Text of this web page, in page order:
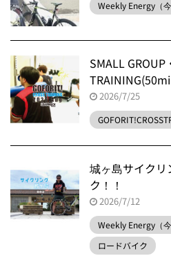
Weekly Energy（
SMALL GROUP
2026/7/25
城ヶ島サイク
ク！！
2026/7/12
Weekly Energy（
ロードバイク